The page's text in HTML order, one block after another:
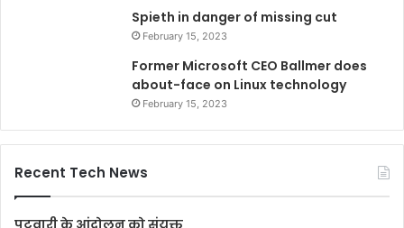
Spieth in danger of missing cut
February 15, 2023
Former Microsoft CEO Ballmer does
about-face on Linux technology
February 15, 2023
Recent Tech News